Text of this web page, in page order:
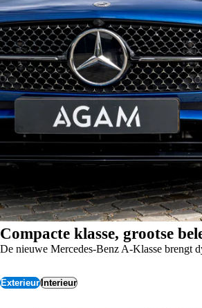
Compacte klasse, grootse
De nieuwe Mercedes-Benz A-Klasse brengt
ExterieurInterieur